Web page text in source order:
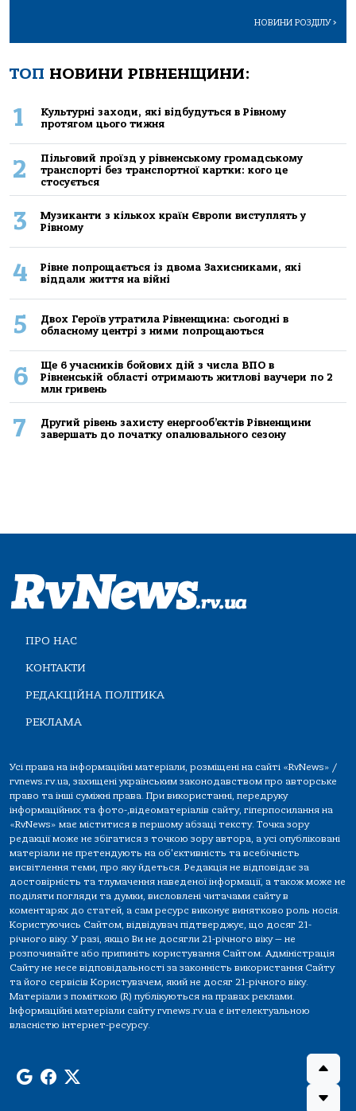
НОВИНИ РОЗДІЛУ>
ТОП НОВИНИ РІВНЕНЩИНИ:
1
Культурні заходи, які відбудуться в Рівному
протягом цього тижня
2
Пільговий проїзд у рівненському громадському
транспорті без транспортної картки: кого це
стосується
3
Музиканти з кількох країн Європи виступлять у
Рівному
4
Рівне попрощається із двома Захисниками, які
віддали життя на війні
5
Двох Героїв утратила Рівненщина: сьогодні в
обласному центрі з ними попрощаються
6
Ще 6 учасників бойових дій з числа ВПО в
Рівненській області отримають житлові ваучери по 2
млн гривень
7
Другий рівень захисту енергооб’єктів Рівненщини
завершать до початку опалювального сезону
ПРО НАС
КОНТАКТИ
РЕДАКЦІЙНА ПОЛІТИКА
РЕКЛАМА
Усі права на інформаційні матеріали, розміщені на сайті «RvNews» /
rvnews.rv.ua, захищені українським законодавством про авторське
право та інші суміжні права. При використанні, передруку
інформаційних та фото-,відеоматеріалів сайту, гіперпосилання на
«RvNews» має міститися в першому абзаці тексту. Точка зору
редакції може не збігатися з точкою зору автора, а усі опубліковані
матеріали не претендують на об'єктивність та всебічність
висвітлення теми, про яку йдеться. Редакція не відповідає за
достовірність та тлумачення наведеної інформації, а також може не
поділяти погляди та думки, висловлені читачами сайту в
коментарях до статей, а сам ресурс виконує винятково роль носія.
Користуючись Сайтом, відвідувач підтверджує, що досяг 21-
річного віку. У разі, якщо Ви не досягли 21-річного віку — не
розпочинайте або припиніть користування Сайтом. Адміністрація
Сайту не несе відповідальності за законність використання Сайту
та його сервісів Користувачем, який не досяг 21-річного віку.
Матеріали з поміткою (R) публікуються на правах реклами.
Інформаційні матеріали сайту rvnews.rv.ua є інтелектуальною
власністю інтернет-ресурсу.